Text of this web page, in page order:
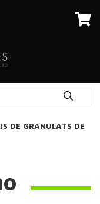
DE GRANULATS DE